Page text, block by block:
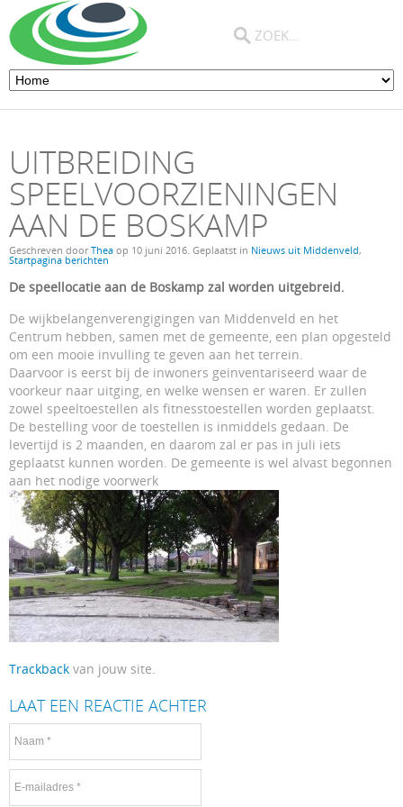
UITBREIDING
SPEELVOORZIENINGEN
AAN DE BOSKAMP
Geschreven doorThea op 10 juni 2016. Geplaatst in Nieuws uit Middenveld,
Startpagina berichten
De speellocatie aan de Boskamp zal worden uitgebreid.
De wijkbelangenverengigingen van Middenveld en het
Centrum hebben, samen met de gemeente, een plan opgesteld
om een mooie invulling te geven aan het terrein.
Daarvoor is eerst bij de inwoners geinventariseerd waar de
voorkeur naar uitging, en welke wensen er waren. Er zullen
zowel speeltoestellen als fitnesstoestellen worden geplaatst.
De bestelling voor de toestellen is inmiddels gedaan. De
levertijd is 2 maanden, en daarom zal er pas in juli iets
geplaatst kunnen worden. De gemeente is wel alvast begonnen
aan het nodige voorwerk
Trackback van jouw site.
LAAT EEN REACTIE ACHTER